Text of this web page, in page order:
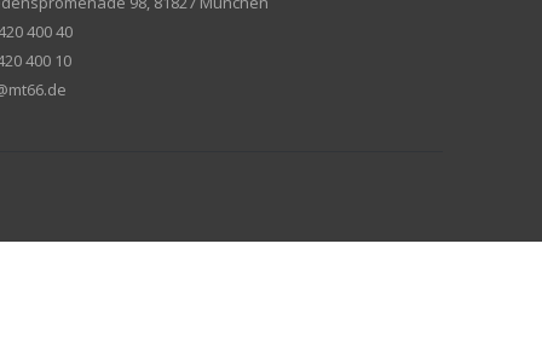
400 40
400 10